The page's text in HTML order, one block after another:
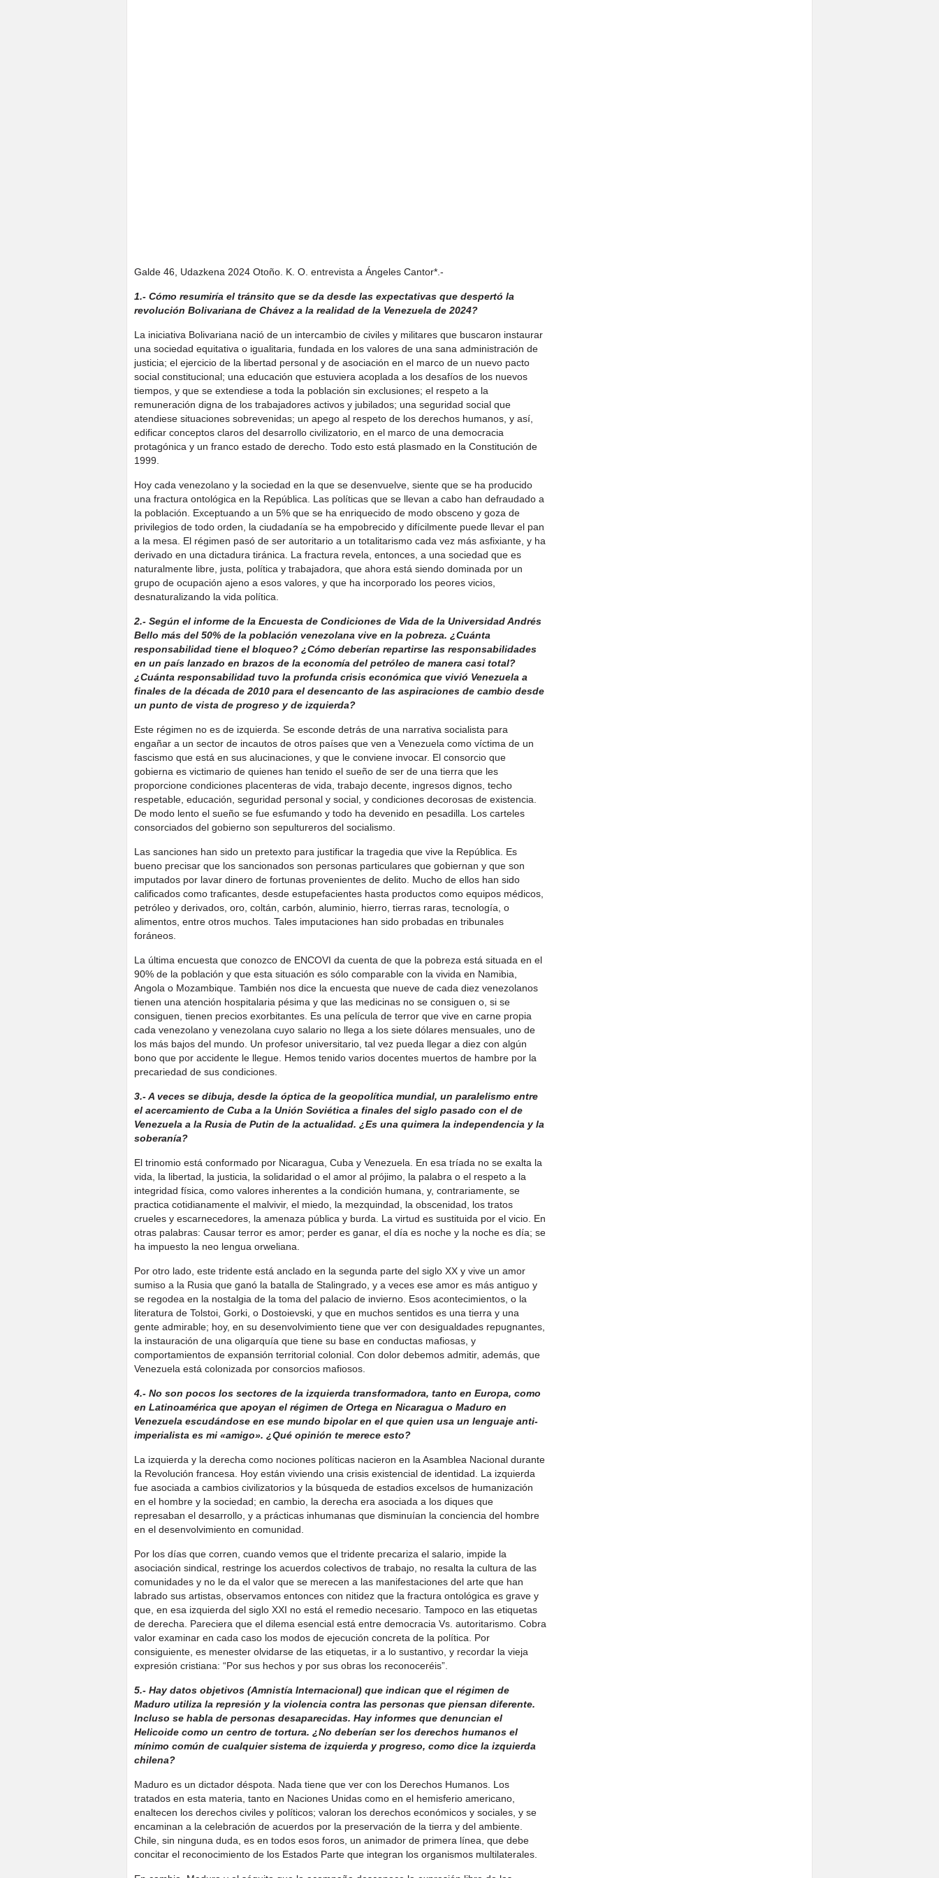
Galde 46, Udazkena 2024 Otoño. K. O. entrevista a Ángeles Cantor*.-
1.- Cómo resumiría el tránsito que se da desde las expectativas que despertó la
revolución Bolivariana de Chávez a la realidad de la Venezuela de 2024?
La iniciativa Bolivariana nació de un intercambio de civiles y militares que buscaron instaurar
una sociedad equitativa o igualitaria, fundada en los valores de una sana administración de
justicia; el ejercicio de la libertad personal y de asociación en el marco de un nuevo pacto
social constitucional; una educación que estuviera acoplada a los desafíos de los nuevos
tiempos, y que se extendiese a toda la población sin exclusiones; el respeto a la
remuneración digna de los trabajadores activos y jubilados; una seguridad social que
atendiese situaciones sobrevenidas; un apego al respeto de los derechos humanos, y así,
edificar conceptos claros del desarrollo civilizatorio, en el marco de una democracia
protagónica y un franco estado de derecho. Todo esto está plasmado en la Constitución de
1999.
Hoy cada venezolano y la sociedad en la que se desenvuelve, siente que se ha producido
una fractura ontológica en la República. Las políticas que se llevan a cabo han defraudado a
la población. Exceptuando a un 5% que se ha enriquecido de modo obsceno y goza de
privilegios de todo orden, la ciudadanía se ha empobrecido y difícilmente puede llevar el pan
a la mesa. El régimen pasó de ser autoritario a un totalitarismo cada vez más asfixiante, y ha
derivado en una dictadura tiránica. La fractura revela, entonces, a una sociedad que es
naturalmente libre, justa, política y trabajadora, que ahora está siendo dominada por un
grupo de ocupación ajeno a esos valores, y que ha incorporado los peores vicios,
desnaturalizando la vida política.
2.- Según el informe de la Encuesta de Condiciones de Vida de la Universidad Andrés
Bello más del 50% de la población venezolana vive en la pobreza. ¿Cuánta
responsabilidad tiene el bloqueo? ¿Cómo deberían repartirse las responsabilidades
en un país lanzado en brazos de la economía del petróleo de manera casi total?
¿Cuánta responsabilidad tuvo la profunda crisis económica que vivió Venezuela a
finales de la década de 2010 para el desencanto de las aspiraciones de cambio desde
un punto de vista de progreso y de izquierda?
Este régimen no es de izquierda. Se esconde detrás de una narrativa socialista para
engañar a un sector de incautos de otros países que ven a Venezuela como víctima de un
fascismo que está en sus alucinaciones, y que le conviene invocar. El consorcio que
gobierna es victimario de quienes han tenido el sueño de ser de una tierra que les
proporcione condiciones placenteras de vida, trabajo decente, ingresos dignos, techo
respetable, educación, seguridad personal y social, y condiciones decorosas de existencia.
De modo lento el sueño se fue esfumando y todo ha devenido en pesadilla. Los carteles
consorciados del gobierno son sepultureros del socialismo.
Las sanciones han sido un pretexto para justificar la tragedia que vive la República. Es
bueno precisar que los sancionados son personas particulares que gobiernan y que son
imputados por lavar dinero de fortunas provenientes de delito. Mucho de ellos han sido
calificados como traficantes, desde estupefacientes hasta productos como equipos médicos,
petróleo y derivados, oro, coltán, carbón, aluminio, hierro, tierras raras, tecnología, o
alimentos, entre otros muchos. Tales imputaciones han sido probadas en tribunales
foráneos.
La última encuesta que conozco de ENCOVI da cuenta de que la pobreza está situada en el
90% de la población y que esta situación es sólo comparable con la vivida en Namibia,
Angola o Mozambique. También nos dice la encuesta que nueve de cada diez venezolanos
tienen una atención hospitalaria pésima y que las medicinas no se consiguen o, si se
consiguen, tienen precios exorbitantes. Es una película de terror que vive en carne propia
cada venezolano y venezolana cuyo salario no llega a los siete dólares mensuales, uno de
los más bajos del mundo. Un profesor universitario, tal vez pueda llegar a diez con algún
bono que por accidente le llegue. Hemos tenido varios docentes muertos de hambre por la
precariedad de sus condiciones.
3.- A veces se dibuja, desde la óptica de la geopolítica mundial, un paralelismo entre
el acercamiento de Cuba a la Unión Soviética a finales del siglo pasado con el de
Venezuela a la Rusia de Putin de la actualidad. ¿Es una quimera la independencia y la
soberanía?
El trinomio está conformado por Nicaragua, Cuba y Venezuela. En esa tríada no se exalta la
vida, la libertad, la justicia, la solidaridad o el amor al prójimo, la palabra o el respeto a la
integridad física, como valores inherentes a la condición humana, y, contrariamente, se
practica cotidianamente el malvivir, el miedo, la mezquindad, la obscenidad, los tratos
crueles y escarnecedores, la amenaza pública y burda. La virtud es sustituida por el vicio. En
otras palabras: Causar terror es amor; perder es ganar, el día es noche y la noche es día; se
ha impuesto la neo lengua orweliana.
Por otro lado, este tridente está anclado en la segunda parte del siglo XX y vive un amor
sumiso a la Rusia que ganó la batalla de Stalingrado, y a veces ese amor es más antiguo y
se regodea en la nostalgia de la toma del palacio de invierno. Esos acontecimientos, o la
literatura de Tolstoi, Gorki, o Dostoievski, y que en muchos sentidos es una tierra y una
gente admirable; hoy, en su desenvolvimiento tiene que ver con desigualdades repugnantes,
la instauración de una oligarquía que tiene su base en conductas mafiosas, y
comportamientos de expansión territorial colonial. Con dolor debemos admitir, además, que
Venezuela está colonizada por consorcios mafiosos.
4.- No son pocos los sectores de la izquierda transformadora, tanto en Europa, como
en Latinoamérica que apoyan el régimen de Ortega en Nicaragua o Maduro en
Venezuela escudándose en ese mundo bipolar en el que quien usa un lenguaje anti-
imperialista es mi «amigo». ¿Qué opinión te merece esto?
La izquierda y la derecha como nociones políticas nacieron en la Asamblea Nacional durante
la Revolución francesa. Hoy están viviendo una crisis existencial de identidad. La izquierda
fue asociada a cambios civilizatorios y la búsqueda de estadios excelsos de humanización
en el hombre y la sociedad; en cambio, la derecha era asociada a los diques que
represaban el desarrollo, y a prácticas inhumanas que disminuían la conciencia del hombre
en el desenvolvimiento en comunidad.
Por los días que corren, cuando vemos que el tridente precariza el salario, impide la
asociación sindical, restringe los acuerdos colectivos de trabajo, no resalta la cultura de las
comunidades y no le da el valor que se merecen a las manifestaciones del arte que han
labrado sus artistas, observamos entonces con nitidez que la fractura ontológica es grave y
que, en esa izquierda del siglo XXI no está el remedio necesario. Tampoco en las etiquetas
de derecha. Pareciera que el dilema esencial está entre democracia Vs. autoritarismo. Cobra
valor examinar en cada caso los modos de ejecución concreta de la política. Por
consiguiente, es menester olvidarse de las etiquetas, ir a lo sustantivo, y recordar la vieja
expresión cristiana: “Por sus hechos y por sus obras los reconoceréis”.
5.- Hay datos objetivos (Amnistía Internacional) que indican que el régimen de
Maduro utiliza la represión y la violencia contra las personas que piensan diferente.
Incluso se habla de personas desaparecidas. Hay informes que denuncian el
Helicoide como un centro de tortura. ¿No deberían ser los derechos humanos el
mínimo común de cualquier sistema de izquierda y progreso, como dice la izquierda
chilena?
Maduro es un dictador déspota. Nada tiene que ver con los Derechos Humanos. Los
tratados en esta materia, tanto en Naciones Unidas como en el hemisferio americano,
enaltecen los derechos civiles y políticos; valoran los derechos económicos y sociales, y se
encaminan a la celebración de acuerdos por la preservación de la tierra y del ambiente.
Chile, sin ninguna duda, es en todos esos foros, un animador de primera línea, que debe
concitar el reconocimiento de los Estados Parte que integran los organismos multilaterales.